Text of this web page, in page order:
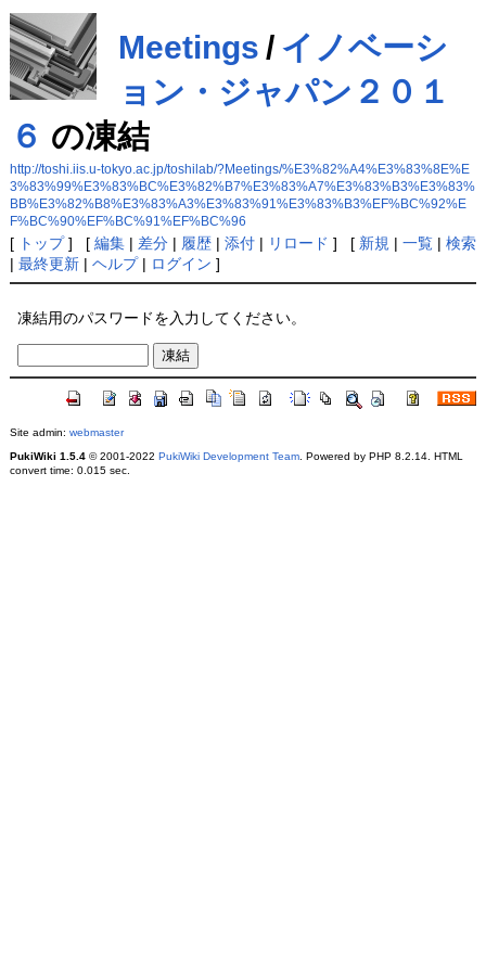
Meetings / イノベーシ
ョン・ジャパン２０１
６ の凍結
http://toshi.iis.u-tokyo.ac.jp/toshilab/?Meetings/%E3%82%A4%E3%83%8E%E
3%83%99%E3%83%BC%E3%82%B7%E3%83%A7%E3%83%B3%E3%83%
BB%E3%82%B8%E3%83%A3%E3%83%91%E3%83%B3%EF%BC%92%E
F%BC%90%EF%BC%91%EF%BC%96
[ トップ] [ 編集| 差分| 履歴| 添付| リロード ] [ 新規 | 一覧| 検索
| 最終更新| ヘルプ| ログイン ]
凍結用のパスワードを入力してください。
Site admin: webmaster
PukiWiki 1.5.4© 2001-2022 PukiWiki Development Team. Powered by PHP 8.2.14. HTML
convert time: 0.015 sec.